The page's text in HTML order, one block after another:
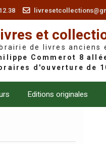
et
de livres anciens
Editions originales